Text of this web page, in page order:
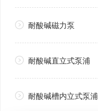
耐酸碱磁力泵
耐酸碱直立式泵浦
耐酸碱槽内立式泵浦